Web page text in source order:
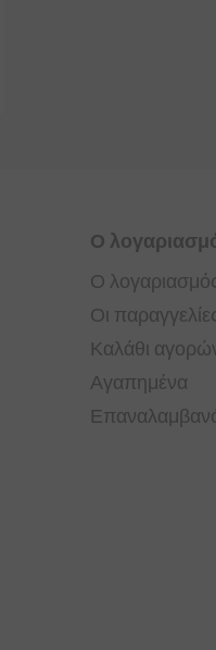
Ο
Ο
Οι
Καλάθι
Αγαπημένα